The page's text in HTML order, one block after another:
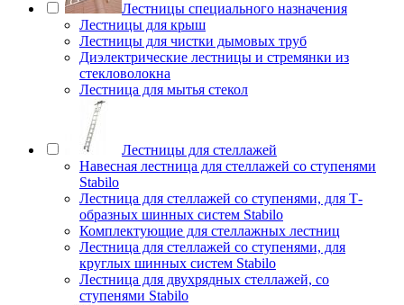
Лестницы специального назначения
Лестницы для крыш
Лестницы для чистки дымовых труб
Диэлектрические лестницы и стремянки из
стекловолокна
Лестница для мытья стекол
Лестницы для стеллажей
Навесная лестница для стеллажей со ступенями
Stabilo
Лестница для стеллажей со ступенями, для Т-
образных шинных систем Stabilo
Комплектующие для стеллажных лестниц
Лестница для стеллажей со ступенями, для
круглых шинных систем Stabilo
Лестница для двухрядных стеллажей, со
ступенями Stabilo